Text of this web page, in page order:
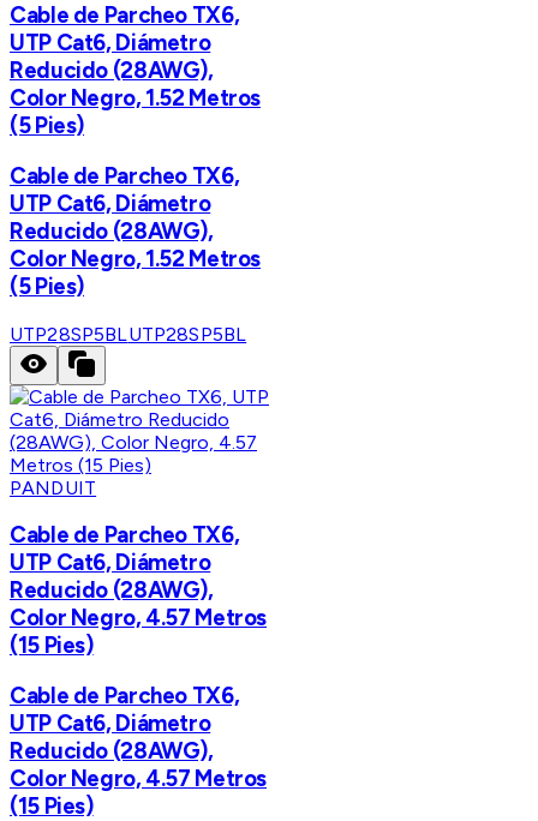
Cable de Parcheo TX6,
UTP Cat6, Diámetro
Reducido (28AWG),
Color Negro, 1.52 Metros
(5 Pies)
Cable de Parcheo TX6,
UTP Cat6, Diámetro
Reducido (28AWG),
Color Negro, 1.52 Metros
(5 Pies)
UTP28SP5BLUTP28SP5BL
PANDUIT
Cable de Parcheo TX6,
UTP Cat6, Diámetro
Reducido (28AWG),
Color Negro, 4.57 Metros
(15 Pies)
Cable de Parcheo TX6,
UTP Cat6, Diámetro
Reducido (28AWG),
Color Negro, 4.57 Metros
(15 Pies)